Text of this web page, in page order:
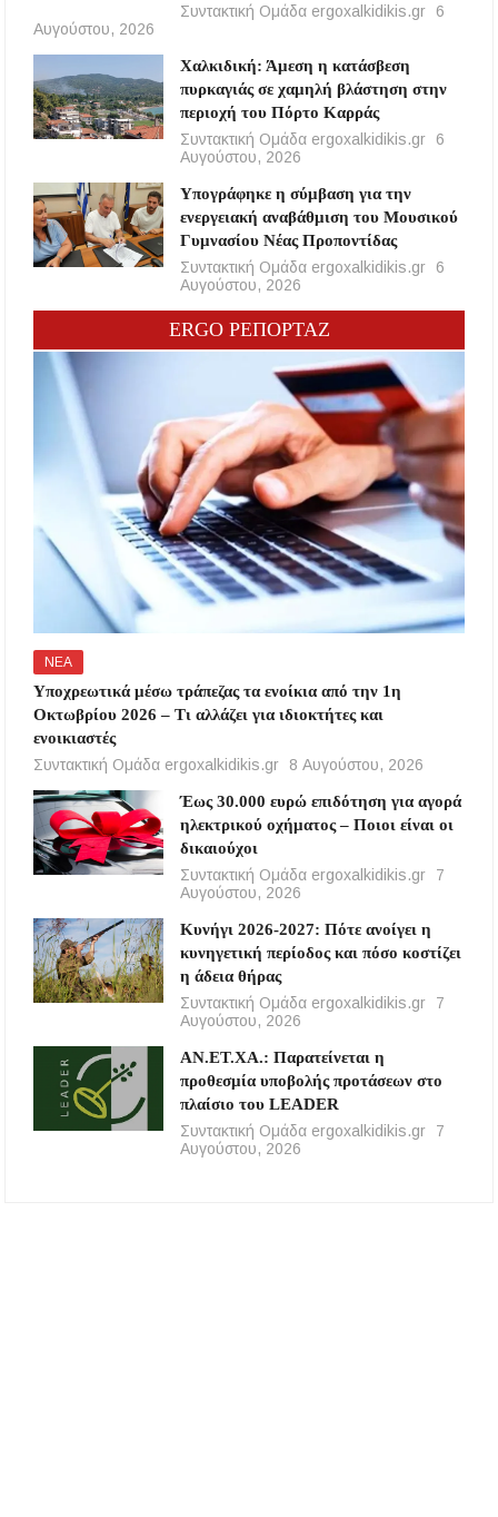
Συντακτική Ομάδα ergoxalkidikis.gr
6
Αυγούστου, 2026
Χαλκιδική: Άμεση η κατάσβεση
πυρκαγιάς σε χαμηλή βλάστηση στην
περιοχή του Πόρτο Καρράς
Συντακτική Ομάδα ergoxalkidikis.gr
6
Αυγούστου, 2026
Υπογράφηκε η σύμβαση για την
ενεργειακή αναβάθμιση του Μουσικού
Γυμνασίου Νέας Προποντίδας
Συντακτική Ομάδα ergoxalkidikis.gr
6
Αυγούστου, 2026
ERGO ΡΕΠΟΡΤΑΖ
ΝΕΑ
Υποχρεωτικά μέσω τράπεζας τα ενοίκια από την 1η
Οκτωβρίου 2026 – Τι αλλάζει για ιδιοκτήτες και
ενοικιαστές
Συντακτική Ομάδα ergoxalkidikis.gr
8 Αυγούστου, 2026
Έως 30.000 ευρώ επιδότηση για αγορά
ηλεκτρικού οχήματος – Ποιοι είναι οι
δικαιούχοι
Συντακτική Ομάδα ergoxalkidikis.gr
7
Αυγούστου, 2026
Κυνήγι 2026-2027: Πότε ανοίγει η
κυνηγετική περίοδος και πόσο κοστίζει
η άδεια θήρας
Συντακτική Ομάδα ergoxalkidikis.gr
7
Αυγούστου, 2026
ΑΝ.ΕΤ.ΧΑ.: Παρατείνεται η
προθεσμία υποβολής προτάσεων στο
πλαίσιο του LEADER
Συντακτική Ομάδα ergoxalkidikis.gr
7
Αυγούστου, 2026